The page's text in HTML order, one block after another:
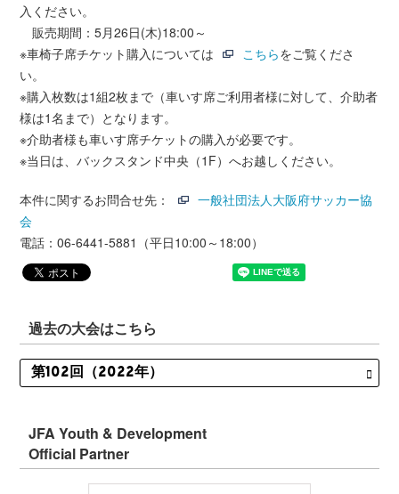
入ください。
販売期間：5月26日(木)18:00～
※車椅子席チケット購入については
こちらをご覧くださ
い。
※購入枚数は1組2枚まで（車いす席ご利用者様に対して、介助者
様は1名まで）となります。
※介助者様も車いす席チケットの購入が必要です。
※当日は、バックスタンド中央（1F）へお越しください。
本件に関するお問合せ先：
一般社団法人大阪府サッカー協
会
電話：06-6441-5881（平日10:00～18:00）
過去の大会はこちら
JFA Youth & Development
Official Partner